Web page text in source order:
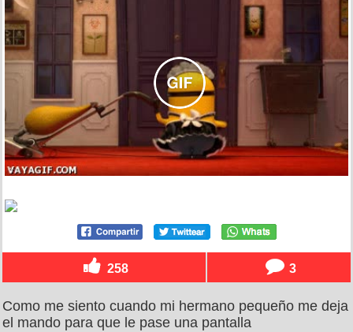
258 3
Como me siento cuando mi hermano pequeño me deja
el mando para que le pase una pantalla